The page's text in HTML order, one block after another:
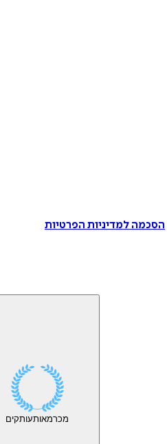
הסכמה למדיניות הפרטיות
מכרמאותעותקים